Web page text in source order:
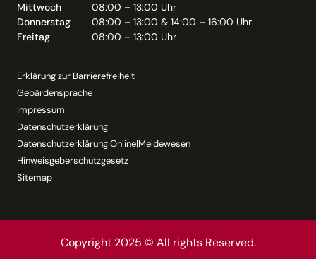
Mittwoch
08:00 – 13:00 Uhr
Donnerstag
08:00 – 13:00 & 14:00 – 16:00 Uhr
Freitag
08:00 – 13:00 Uhr
Erklärung zur Barrierefreiheit
Gebärdensprache
Impressum
Datenschutzerklärung
Datenschutzerklärung Online|Meldewesen
Hinweisgeberschutzgesetz
Sitemap
Copyright 2025 © All rights Reserved.